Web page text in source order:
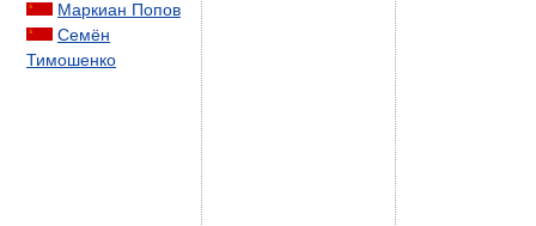
Маркиан Попов
Семён
Тимошенко